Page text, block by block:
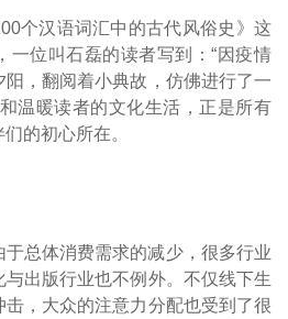
个汉语词汇中的古代风俗史》这
一位叫石磊的读者写到：“因疫情
，翻阅着小典故，仿佛进行了一
温暖读者的文化生活，正是所有
的初心所在。
于总体消费需求的减少，很多行业
出版行业也不例外。不仅线下生
，大众的注意力分配也受到了很